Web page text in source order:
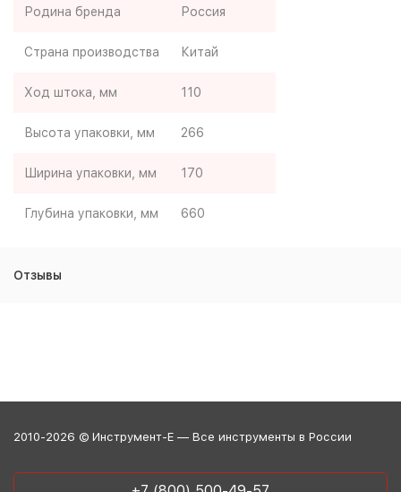
Родина бренда Россия
Страна производства Китай
Ход штока, мм 110
Высота упаковки, мм 266
Ширина упаковки, мм 170
Глубина упаковки, мм 660
Отзывы
2010-2026 © Инструмент-Е — Все инструменты в России